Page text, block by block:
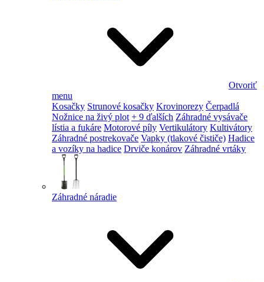
Otvoriť
menu
Kosačky Strunové kosačky Krovinorezy Čerpadlá
Nožnice na živý plot + 9 ďalších Záhradné vysávače
lístia a fukáre Motorové píly Vertikulátory Kultivátory
Záhradné postrekovače Vapky (tlakové čističe) Hadice
a vozíky na hadice Drviče konárov Záhradné vrtáky
Záhradné náradie